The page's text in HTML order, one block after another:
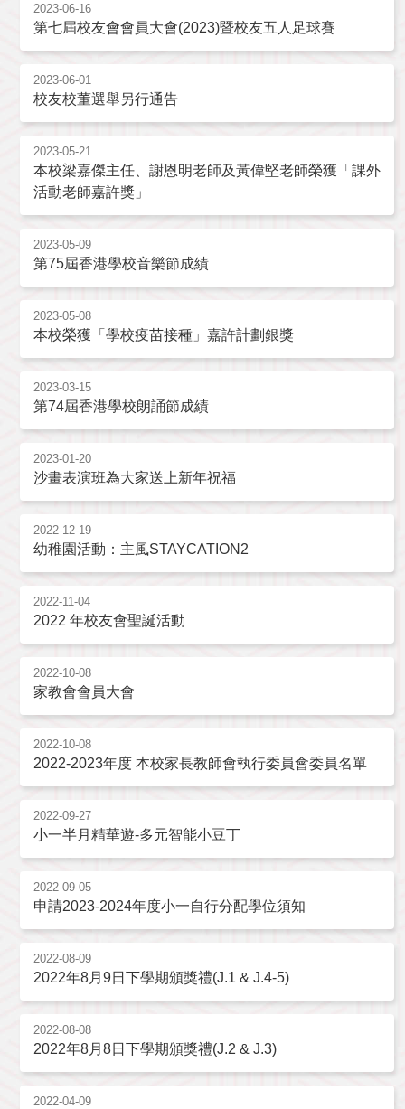
2023-06-16
第七屆校友會會員大會(2023)暨校友五人足球賽
2023-06-01
校友校董選舉另行通告
2023-05-21
本校梁嘉傑主任、謝恩明老師及黃偉堅老師榮獲「課外
活動老師嘉許獎」
2023-05-09
第75屆香港學校音樂節成績
2023-05-08
本校榮獲「學校疫苗接種」嘉許計劃銀獎
2023-03-15
第74屆香港學校朗誦節成績
2023-01-20
沙畫表演班為大家送上新年祝福
2022-12-19
幼稚園活動：主風STAYCATION2
2022-11-04
2022 年校友會聖誕活動
2022-10-08
家教會會員大會
2022-10-08
2022-2023年度 本校家長教師會執行委員會委員名單
2022-09-27
小一半月精華遊-多元智能小豆丁
2022-09-05
申請2023-2024年度小一自行分配學位須知
2022-08-09
2022年8月9日下學期頒獎禮(J.1 & J.4-5)
2022-08-08
2022年8月8日下學期頒獎禮(J.2 & J.3)
2022-04-09